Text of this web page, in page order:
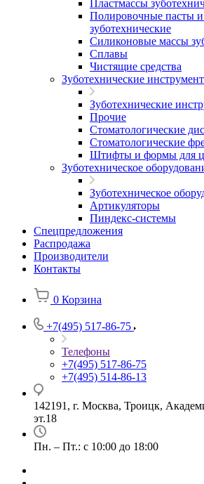
Пластмассы
Полировочные пасты
зуботехнические
Силиконовые массы
Сплавы
Чистящие средства
Зуботехнические
Зуботехнические
Прочие
Стоматологические
Стоматологические
Штифты и формы для
Зуботехническое
Зуботехническое
Артикуляторы
Пиндекс-системы
Спецпредложения
Распродажа
Производители
Контакты
0 Корзина
+7(495) 517-86-75
Телефоны
+7(495) 517-86-75
+7(495) 514-86-13
142191, г. Москва, Троицк,
эт.18
Пн. – Пт.: с 10:00 до 18:00